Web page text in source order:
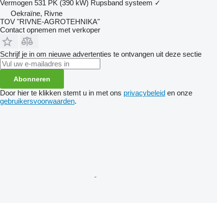
Vermogen 531 PK (390 kW) Rupsband systeem ✓
Oekraïne, Rivne
TOV "RIVNE-AGROTEHNIKA"
Contact opnemen met verkoper
Schrijf je in om nieuwe advertenties te ontvangen uit deze sectie
Abonneren
Door hier te klikken stemt u in met ons privacybeleid en onze
gebruikersvoorwaarden.